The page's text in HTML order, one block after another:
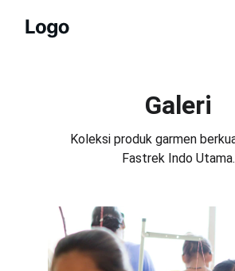
Galeri
Koleksi produk garmen
Fastrek Indo Utama.